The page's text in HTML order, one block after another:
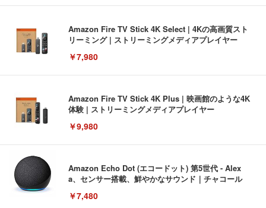
Amazon Fire TV Stick 4K Select | 4Kの高画質スト
リーミング | ストリーミングメディアプレイヤー
￥7,980
Amazon Fire TV Stick 4K Plus | 映画館のような4K
体験 | ストリーミングメディアプレイヤー
￥9,980
Amazon Echo Dot (エコードット) 第5世代 - Alex
a、センサー搭載、鮮やかなサウンド｜チャコール
￥7,480